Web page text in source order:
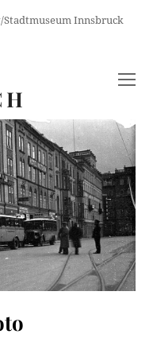
Innsbruck